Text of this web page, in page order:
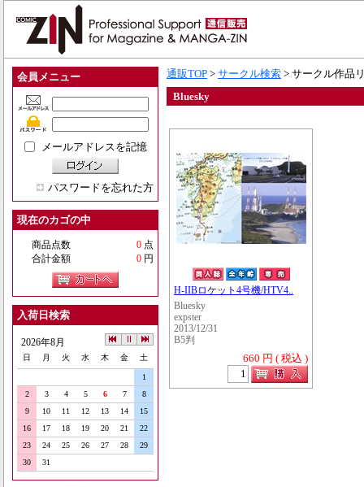
会員メニュー
メールアドレスを記憶
パスワードを忘れた方
現在のカゴの中
商品点数 0 点
合計金額
0 円
入荷日検索
2026年8月
日 月 火 水 木 金 土
1
2
3 4 5 6 7
8
9
10 11 12 13 14
15
16
17 18 19 20 21
22
23
24 25 26 27 28
29
30
31
通販TOP > サークル検索 > サークル作品
Bluesky
H-IIBロケット4号機/HTV4..
Bluesky
expster
2013/12/31
B5判
660 円 ( 税込 )